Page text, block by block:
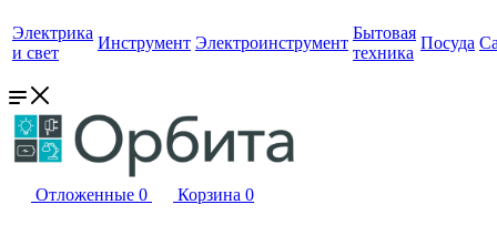
Электрика
и свет
Инструмент Электроинструмент
Бытовая
техника
Посуда
Отложенные 0 Корзина 0